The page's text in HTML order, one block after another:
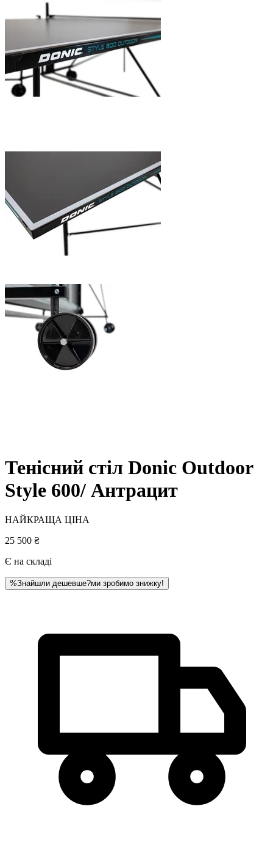
Тенісний стіл Donic Outdoor
Style 600/ Антрацит
НАЙКРАЩА ЦІНА
25 500 ₴
Є на складі
%Знайшли дешевше?ми зробимо знижку!